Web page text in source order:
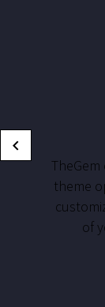
theme
of